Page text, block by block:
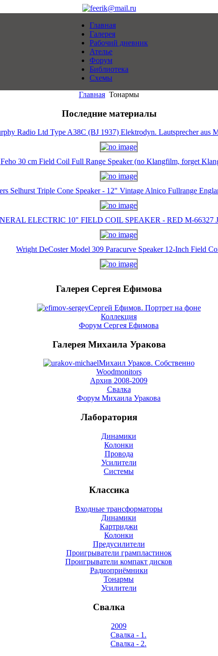
Главная
Галерея
Рабочий дневник
Ателье
Форум
Библиотека
Схемы
Главная Тонармы
Последние материалы
Radio Ltd Type A38C (BJ 1937) Elektrodyn. Lautsprecher aus
Feho 30 cm Field Coil Full Range Speaker (no Klangfilm, forget
Selhurst Triple Cone Speaker - 12" Vintage Alnico Fullrange
ELECTRIC 10" FIELD COIL SPEAKER - RED M-66327
Wright DeCoster Model 309 Paracurve Speaker 12-Inch Field
Галерея Сергея Ефимова
Сергей Ефимов. Портрет на фоне
Коллекция
Форум Сергея Ефимова
Галерея Михаила Уракова
Михаил Ураков. Собственно
Woodmonitors
Архив 2008-2009
Свалка
Форум Михаила Уракова
Лаборатория
Динамики
Колонки
Провода
Усилители
Системы
Классика
Входные трансформаторы
Динамики
Картриджи
Колонки
Предусилители
Проигрыватели грампластинок
Проигрыватели компакт дисков
Радиоприёмники
Тонармы
Усилители
Свалка
2009
Свалка - 1.
Свалка - 2.